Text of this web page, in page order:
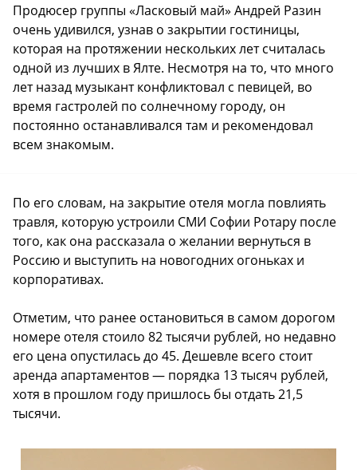
Продюсер группы «Ласковый май» Андрей Разин
очень удивился, узнав о закрытии гостиницы,
которая на протяжении нескольких лет считалась
одной из лучших в Ялте. Несмотря на то, что много
лет назад музыкант конфликтовал с певицей, во
время гастролей по солнечному городу, он
постоянно останавливался там и рекомендовал
всем знакомым.
По его словам, на закрытие отеля могла повлиять
травля, которую устроили СМИ Софии Ротару после
того, как она рассказала о желании вернуться в
Россию и выступить на новогодних огоньках и
корпоративах.
Отметим, что ранее остановиться в самом дорогом
номере отеля стоило 82 тысячи рублей, но недавно
его цена опустилась до 45. Дешевле всего стоит
аренда апартаментов — порядка 13 тысяч рублей,
хотя в прошлом году пришлось бы отдать 21,5
тысячи.